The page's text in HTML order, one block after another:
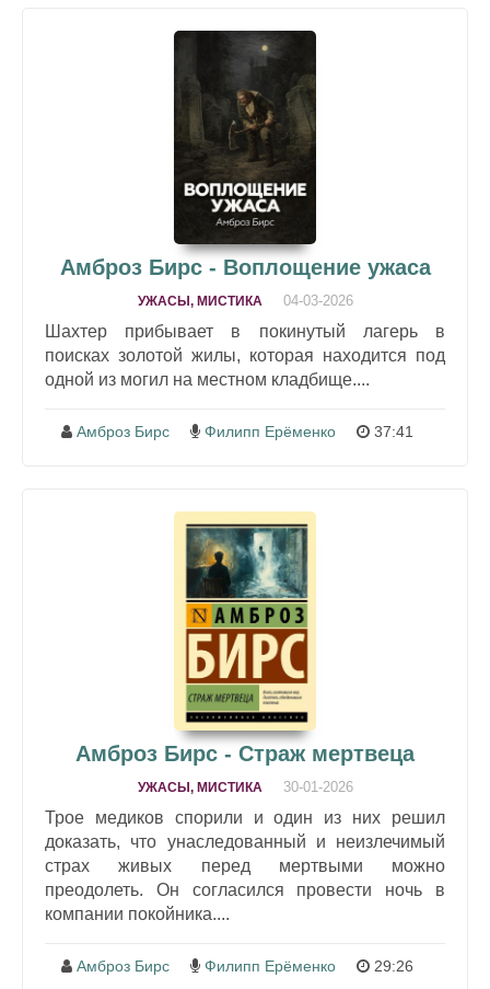
Амброз Бирс - Воплощение ужаса
УЖАСЫ, МИСТИКА 04-03-2026
Шахтер прибывает в покинутый лагерь в
поисках золотой жилы, которая находится под
одной из могил на местном кладбище....
Амброз Бирс Филипп Ерёменко 37:41
Амброз Бирс - Страж мертвеца
УЖАСЫ, МИСТИКА 30-01-2026
Трое медиков спорили и один из них решил
доказать, что унаследованный и неизлечимый
страх живых перед мертвыми можно
преодолеть. Он согласился провести ночь в
компании покойника....
Амброз Бирс Филипп Ерёменко 29:26